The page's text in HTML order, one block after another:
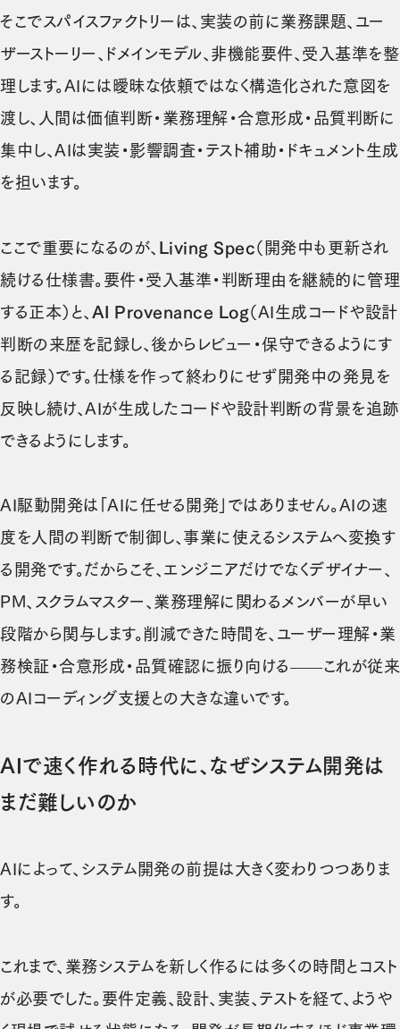
そこでスパイスファクトリーは、実装の前に業務課題、ユー
ザーストーリー、ドメインモデル、非機能要件、受入基準を整
理します。AIには曖昧な依頼ではなく構造化された意図を
渡し、人間は価値判断・業務理解・合意形成・品質判断に
集中し、AIは実装・影響調査・テスト補助・ドキュメント生成
を担います。
ここで重要になるのが、 Living Spec（開発中も更新され
続ける仕様書。要件・受入基準・判断理由を継続的に管理
する正本）と、 AI Provenance Log（AI生成コードや設計
判断の来歴を記録し、後からレビュー・保守できるようにす
る記録）です。仕様を作って終わりにせず開発中の発見を
反映し続け、AIが生成したコードや設計判断の背景を追跡
できるようにします。
AI駆動開発は「AIに任せる開発」ではありません。AIの速
度を人間の判断で制御し、事業に使えるシステムへ変換す
る開発です。だからこそ、エンジニアだけでなくデザイナー、
PM、スクラムマスター、業務理解に関わるメンバーが早い
段階から関与します。削減できた時間を、ユーザー理解・業
務検証・合意形成・品質確認に振り向ける——これが従来
のAIコーディング支援との大きな違いです。
AIで速く作れる時代に、なぜシステム開発は
まだ難しいのか
AIによって、システム開発の前提は大きく変わりつつありま
す。
これまで、業務システムを新しく作るには多くの時間とコスト
が必要でした。要件定義、設計、実装、テストを経て、ようや